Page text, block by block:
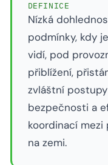
DEFINICE
Nízká
podmínky, kdy
vidí, pod
přiblížení,
zvláštní
bezpečnosti a
koordinací
na zemi.